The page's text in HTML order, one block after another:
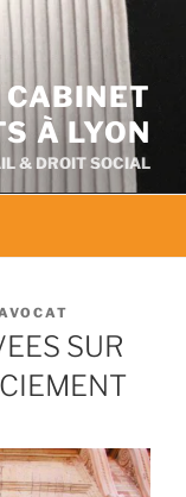
À LYON
& DROIT SOCIAL
SUR